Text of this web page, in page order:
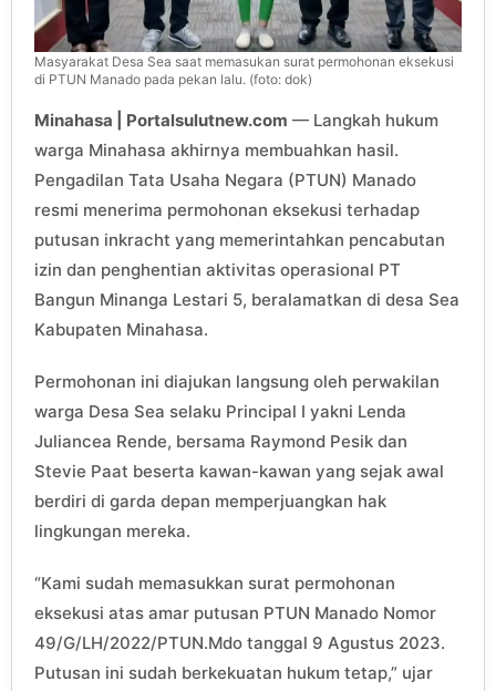
Masyarakat Desa Sea saat memasukan surat permohonan eksekusi
di PTUN Manado pada pekan lalu. (foto: dok)
Minahasa | Portalsulutnew.com — Langkah hukum
warga Minahasa akhirnya membuahkan hasil.
Pengadilan Tata Usaha Negara (PTUN) Manado
resmi menerima permohonan eksekusi terhadap
putusan inkracht yang memerintahkan pencabutan
izin dan penghentian aktivitas operasional PT
Bangun Minanga Lestari 5, beralamatkan di desa Sea
Kabupaten Minahasa.
Permohonan ini diajukan langsung oleh perwakilan
warga Desa Sea selaku Principal I yakni Lenda
Juliancea Rende, bersama Raymond Pesik dan
Stevie Paat beserta kawan-kawan yang sejak awal
berdiri di garda depan memperjuangkan hak
lingkungan mereka.
“Kami sudah memasukkan surat permohonan
eksekusi atas amar putusan PTUN Manado Nomor
49/G/LH/2022/PTUN.Mdo tanggal 9 Agustus 2023.
Putusan ini sudah berkekuatan hukum tetap,” ujar